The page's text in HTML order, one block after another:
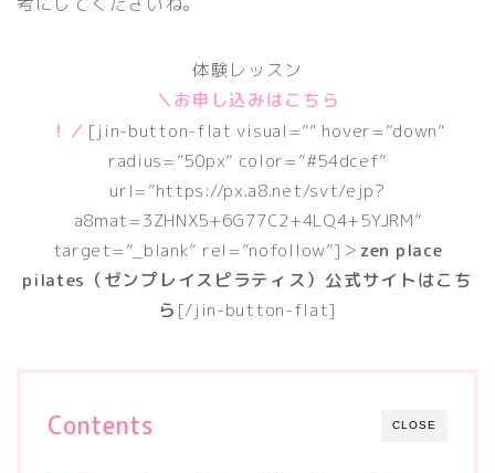
体験レッスン
＼お申し込みはこちら
！／ [jin-button-flat visual=”” hover=”down”
radius=”50px” color=”#54dcef”
url=”https://px.a8.net/svt/ejp?
a8mat=3ZHNX5+6G77C2+4LQ4+5YJRM”
target=”_blank” rel=”nofollow”]＞ zen place
pilates（ゼンプレイスピラティス）公式サイトはこち
ら [/jin-button-flat]
CLOSE
Contents